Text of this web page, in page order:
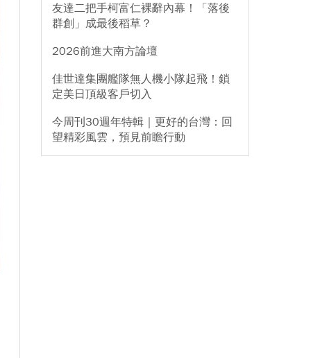
友達二把手柯富仁裸辭內幕！「落後
群創」成最後稻草？
2026前進大南方論壇
佳世達集團艦隊無人機小隊起飛！鎖
定美日頂級客戶切入
今周刊30週年特輯｜更好的台灣：回
望精彩風雲，預見前瞻行動